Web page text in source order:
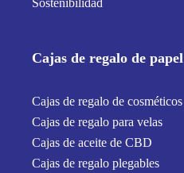
Sostenibilidad
Cajas de regalo de papel
Cajas de regalo de cosméticos
Cajas de regalo para velas
Cajas de aceite de CBD
Cajas de regalo plegables